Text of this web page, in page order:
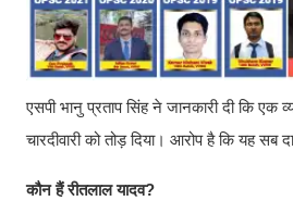
एसपी भानु प्रताप सिंह ने जानकारी दी कि
चारदीवारी को तोड़ दिया। आरोप है कि यह सब
कौन हैं रीतलाल यादव?